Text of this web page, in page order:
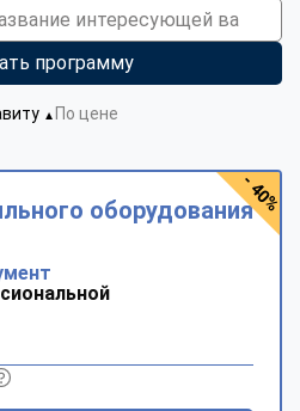
программу
▼ По цене
оборудования- 40%